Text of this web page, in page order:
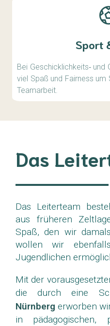
Sport
Bei Geschicklichkeits‑
viel Spaß und Fairness um
Teamarbeit.
Das
Das Leiterteam
aus früheren
Spaß, den wir
wollen wir
Jugendlichen
Mit der
die durch eine
Nürnberg erworben
in pädagogischen,